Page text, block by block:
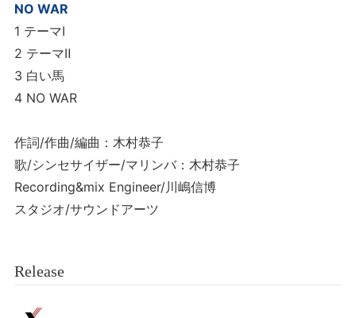
NO WAR
1 テーマⅠ
2 テーマⅡ
3 白い馬
4 NO WAR
作詞/作曲/編曲：木村恭子
歌/シンセサイザー/マリンバ：木村恭子
Recording&mix Engineer/川嶋信博
スタジオ/サウンドアーツ
Release